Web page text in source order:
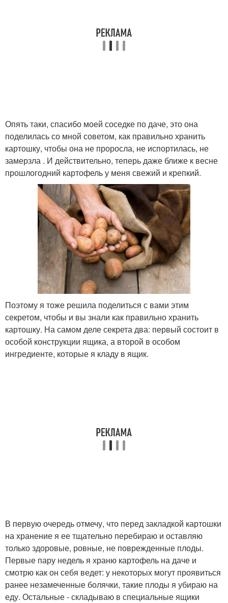
Опять таки, спасибо моей соседке по даче, это она
поделилась со мной советом, как правильно хранить
картошку, чтобы она не проросла, не испортилась, не
замерзла . И действительно, теперь даже ближе к весне
прошлогодний картофель у меня свежий и крепкий.
Поэтому я тоже решила поделиться с вами этим
секретом, чтобы и вы знали как правильно хранить
картошку. На самом деле секрета два: первый состоит в
особой конструкции ящика, а второй в особом
ингредиенте, которые я кладу в ящик.
В первую очередь отмечу, что перед закладкой картошки
на хранение я ее тщательно перебираю и оставляю
только здоровые, ровные, не поврежденные плоды.
Первые пару недель я храню картофель на даче и
смотрю как он себя ведет: у некоторых могут проявиться
ранее незамеченные болячки, такие плоды я убираю на
еду. Остальные - складываю в специальные ящики